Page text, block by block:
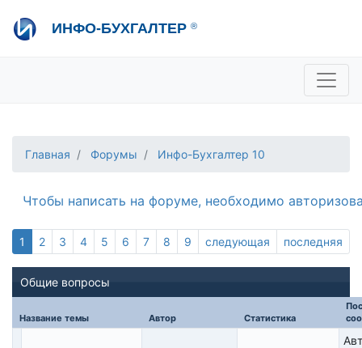
ИНФО-БУХГАЛТЕР ®
Отдел продаж
Консультации
Главная Форумы Инфо-Бухгалтер 10
Чтобы написать на форуме, необходимо
Текущая
страница
1 Page
2 Page
3 Page
4 Page
5 Page
6 Page
7 Page
8 Page
9
Следующая
страница
следующая
Последняя
страница
последняя
Общие вопросы
Название темы Автор Статистика